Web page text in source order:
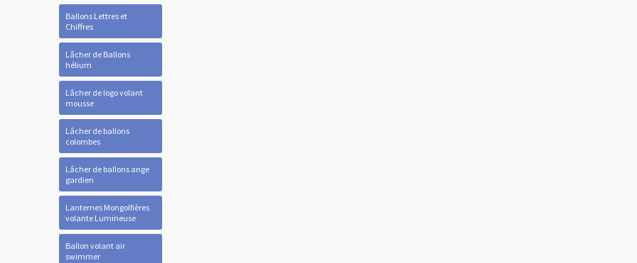
Ballons Lettres et
Chiffres
Lâcher de Ballons
hélium
Lâcher de logo volant
mousse
Lâcher de ballons
colombes
Lâcher de ballons ange
gardien
Lanternes Mongolfières
volante Lumineuse
Ballon volant air
swimmer